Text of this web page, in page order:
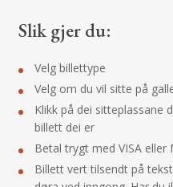
Slik gjer du:
Velg billettype
Velg om du vil sitte på
Klikk på dei sitteplassane
billett dei er
Betal trygt med VISA eller
Billett vert tilsendt på